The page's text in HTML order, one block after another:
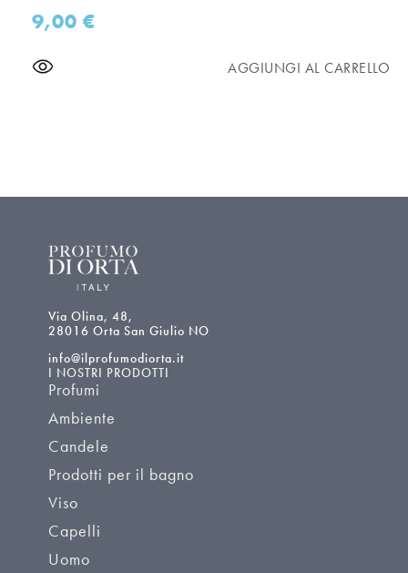
9,00€
AGGIUNGI AL CARRELLO
Via Olina, 48,
28016 Orta San Giulio NO
info@ilprofumodiorta.it
I NOSTRI PRODOTTI
Profumi
Ambiente
Candele
Prodotti per il bagno
Viso
Capelli
Uomo